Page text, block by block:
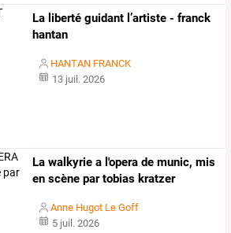
La liberté guidant l’artiste - franck
hantan
HANTAN FRANCK
13 juil. 2026
La walkyrie a l'opera de munic, mis
en scène par tobias kratzer
Anne Hugot Le Goff
5 juil. 2026